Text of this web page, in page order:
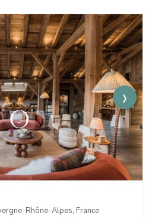
›
Rhône-Alpes, France